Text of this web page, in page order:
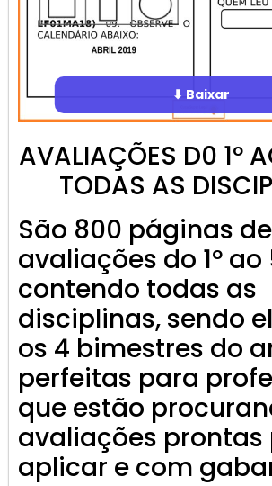
⬇ Baixar
AVALIAÇÕES D0 1º
TODAS AS
São 800 páginas de
avaliações do 1º ao
contendo todas as
disciplinas, sendo
os 4 bimestres do
perfeitas para
que estão
avaliações prontas
aplicar e com